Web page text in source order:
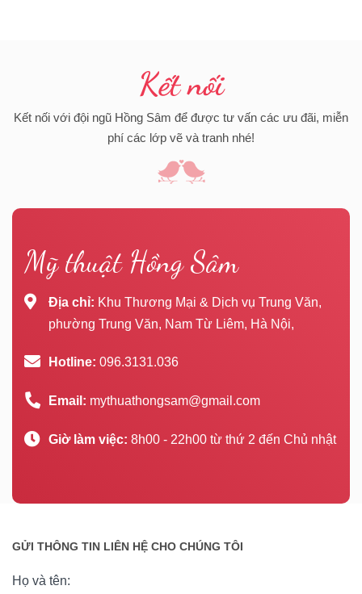
Kết nối
Kết nối với đội ngũ Hồng Sâm để được tư vấn các ưu đãi, miễn
phí các lớp vẽ và tranh nhé!
Mỹ thuật Hồng Sâm
Địa chỉ: Khu Thương Mại & Dịch vụ Trung Văn,
phường Trung Văn, Nam Từ Liêm, Hà Nội,
Hotline: 096.3131.036
Email: mythuathongsam@gmail.com
Giờ làm việc: 8h00 - 22h00 từ thứ 2 đến Chủ nhật
GỬI THÔNG TIN LIÊN HỆ CHO CHÚNG TÔI